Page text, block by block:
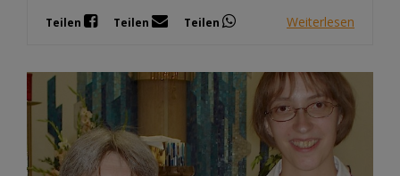
Teilen Teilen Teilen Weiterlesen